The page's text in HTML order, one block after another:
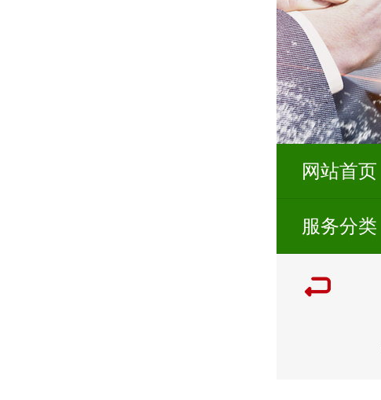
网站首页
服务分类